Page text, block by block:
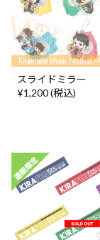
スライドミラー
¥1,200 (税込)